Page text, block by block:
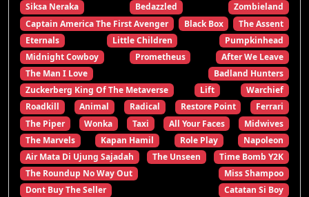
Siksa Neraka
Bedazzled
Zombieland
Captain America The First Avenger
Black Box
The Assent
Eternals
Little Children
Pumpkinhead
Midnight Cowboy
Prometheus
After We Leave
The Man I Love
Badland Hunters
Zuckerberg King Of The Metaverse
Lift
Warchief
Roadkill
Animal Radical Restore Point
Ferrari
The Piper
Wonka Taxi All Your Faces
Midwives
The Marvels
Kapan Hamil Role Play
Napoleon
Air Mata Di Ujung Sajadah
The Unseen
Time Bomb Y2K
The Roundup No Way Out
Miss Shampoo
Dont Buy The Seller
Catatan Si Boy